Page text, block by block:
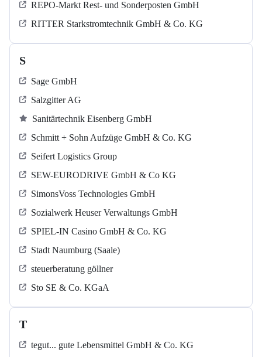
REPO-Markt Rest- und Sonderposten GmbH
RITTER Starkstromtechnik GmbH & Co. KG
S
Sage GmbH
Salzgitter AG
Sanitärtechnik Eisenberg GmbH
Schmitt + Sohn Aufzüge GmbH & Co. KG
Seifert Logistics Group
SEW-EURODRIVE GmbH & Co KG
SimonsVoss Technologies GmbH
Sozialwerk Heuser Verwaltungs GmbH
SPIEL-IN Casino GmbH & Co. KG
Stadt Naumburg (Saale)
steuerberatung göllner
Sto SE & Co. KGaA
T
tegut... gute Lebensmittel GmbH & Co. KG